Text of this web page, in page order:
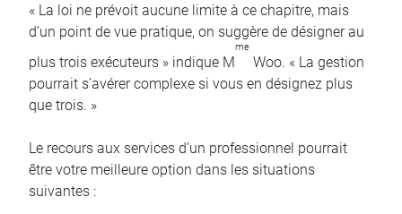
« La loi ne prévoit aucune limite à ce chapitre, mais
d’un point de vue pratique, on suggère de désigner au
plus trois exécuteurs » indique M
me
Woo. « La gestion
pourrait s’avérer complexe si vous en désignez plus
que trois. »
Le recours aux services d’un professionnel pourrait
être votre meilleure option dans les situations
suivantes :